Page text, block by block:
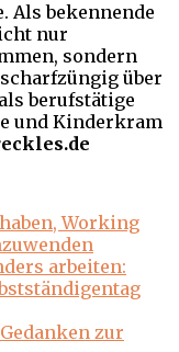
Als bekennende
nur
sondern
über
berufstätige
und Kinderkram
Working
arbeiten:
zur